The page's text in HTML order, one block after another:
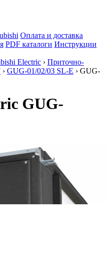
Оплата и доставка
PDF каталоги Инструкции
Electric › Приточно-
› GUG-01/02/03 SL-E › GUG-
GUG-